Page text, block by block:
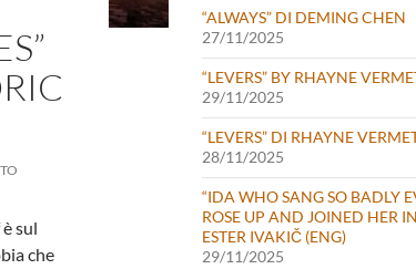
sul
che
“ALWAYS” DI DEMING CHEN
27/11/2025
“LEVERS” BY RHAYNE
29/11/2025
“LEVERS” DI RHAYNE
28/11/2025
“IDA WHO SANG SO BADLY
ROSE UP AND JOINED HER
ESTER IVAKIČ (ENG)
29/11/2025